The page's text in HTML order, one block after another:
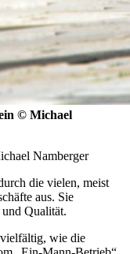
© Michael
Namberger
die vielen, meist
aus. Sie
Qualität.
vielfältig, wie die